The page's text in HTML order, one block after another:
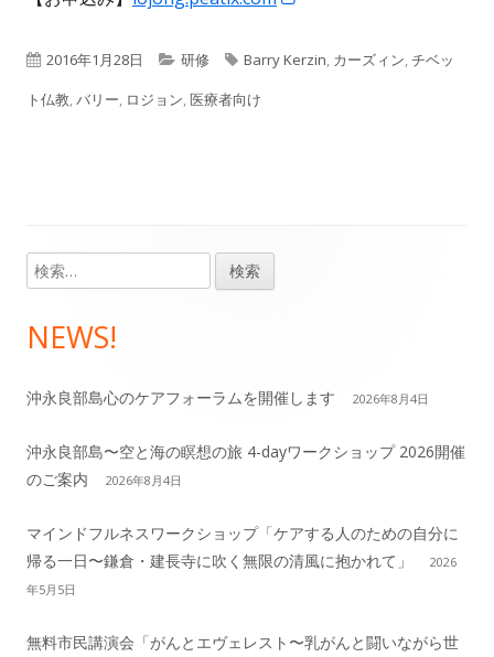
い
公
開
2016年1月28日
カ
テ
研修
タ
グ
Barry Kerzin, カーズィン,チベッ
ト仏教,バリー, ロジョン,医療者向け
メ
イ
サ
イ
バ
ー
検
索:
NEWS!
沖永良部島心のケアフォーラムを開催します 2026年8月4日
沖永良部島〜空と海の瞑想の旅 4-dayワークショップ 2026開催
のご案内
2026年8月4日
マインドフルネスワークショップ「ケアする人のための自分に
帰る一日〜鎌倉・建長寺に吹く無限の清風に抱かれて」
2026
年5月5日
無料市民講演会「がんとエヴェレスト〜乳がんと闘いながら世